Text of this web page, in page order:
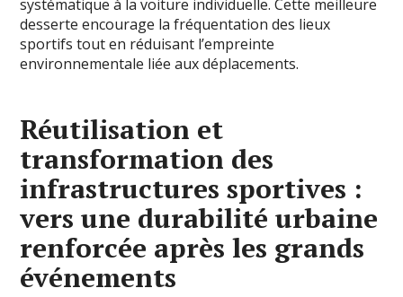
systématique à la voiture individuelle. Cette meilleure
desserte encourage la fréquentation des lieux
sportifs tout en réduisant l’empreinte
environnementale liée aux déplacements.
Réutilisation et
transformation des
infrastructures sportives :
vers une durabilité urbaine
renforcée après les grands
événements